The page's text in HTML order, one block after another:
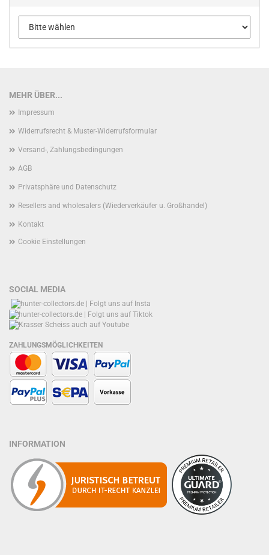
MEHR ÜBER...
Impressum
Widerrufsrecht & Muster-Widerrufsformular
Versand-, Zahlungsbedingungen
AGB
Privatsphäre und Datenschutz
Resellers and wholesalers (Wiederverkäufer u. Großhandel)
Kontakt
Cookie Einstellungen
SOCIAL MEDIA
ZAHLUNGSMÖGLICHKEITEN
INFORMATION